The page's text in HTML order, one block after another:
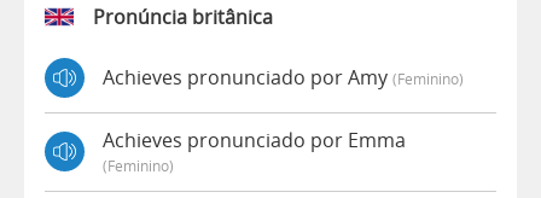
Pronúncia britânica
Achieves pronunciado por Amy (feminino)
Achieves pronunciado por Emma
(feminino)